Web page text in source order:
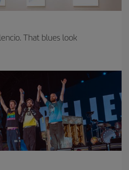
That blues look